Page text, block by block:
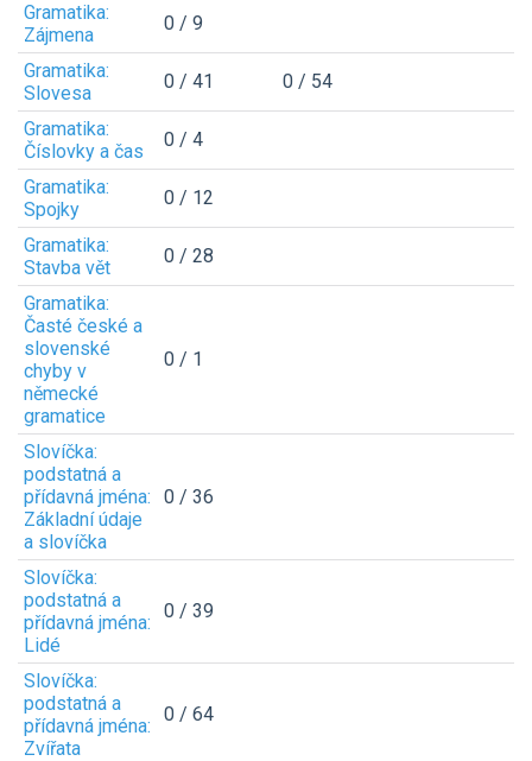
Gramatika:
Zájmena
0 / 9
Gramatika:
Slovesa
0 / 41 0 / 54
Gramatika:
Číslovky a čas
0 / 4
Gramatika:
Spojky
0 / 12
Gramatika:
Stavba vět
0 / 28
Gramatika:
Časté české a
slovenské
chyby v
německé
gramatice
0 / 1
Slovíčka:
podstatná a
přídavná jména:
Základní údaje
a slovíčka
0 / 36
Slovíčka:
podstatná a
přídavná jména:
Lidé
0 / 39
Slovíčka:
podstatná a
přídavná jména:
Zvířata
0 / 64